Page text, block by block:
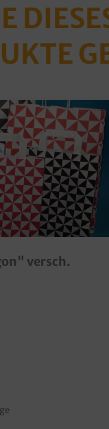
versch.